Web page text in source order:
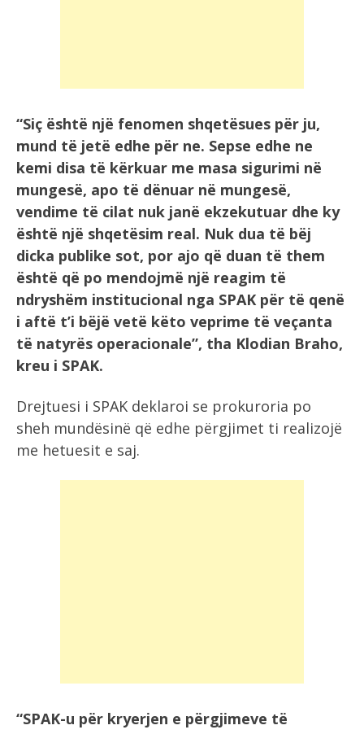
“Siç është një fenomen shqetësues për ju,
mund të jetë edhe për ne. Sepse edhe ne
kemi disa të kërkuar me masa sigurimi në
mungesë, apo të dënuar në mungesë,
vendime të cilat nuk janë ekzekutuar dhe ky
është një shqetësim real. Nuk dua të bëj
dicka publike sot, por ajo që duan të them
është që po mendojmë një reagim të
ndryshëm institucional nga SPAK për të qenë
i aftë t’i bëjë vetë këto veprime të veçanta
të natyrës operacionale”, tha Klodian Braho,
kreu i SPAK.
Drejtuesi i SPAK deklaroi se prokuroria po
sheh mundësinë që edhe përgjimet ti realizojë
me hetuesit e saj.
“SPAK-u për kryerjen e përgjimeve të